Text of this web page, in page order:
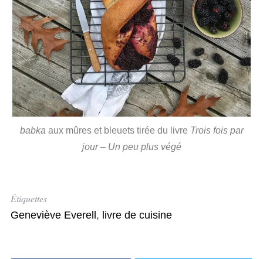
babka aux mûres et bleuets tirée du livre Trois fois par
jour – Un peu plus végé
Étiquettes
Geneviève Everell , livre de cuisine